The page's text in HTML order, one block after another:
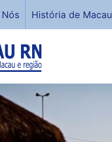
História de Macau